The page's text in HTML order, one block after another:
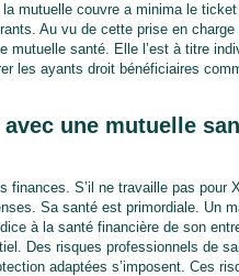
mutuelle couvre a minima le
Au vu de cette prise en
mutuelle santé. Elle l’est à titre
les ayants droit bénéficiaires
une mutuelle
finances. S’il ne travaille pas pour
Sa santé est primordiale. Un
à la santé financière de son
Des risques professionnels de
adaptées s’imposent. Ces